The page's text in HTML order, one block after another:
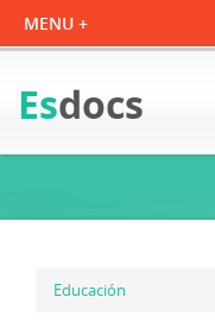
Esdocs
Educación